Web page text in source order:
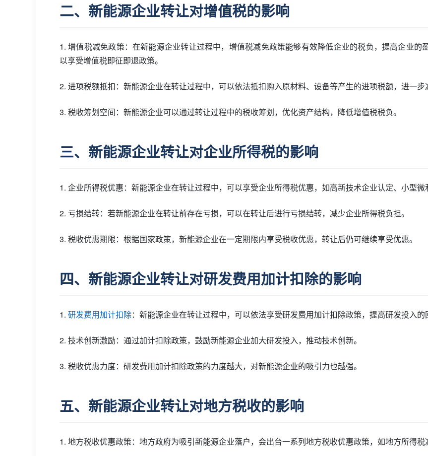
二、新能源企业转让对增值税的影响
1. 增值税减免政策：在新能源企业转让过程中，增值税减免政策能够有效降低企业的税负，提高企业
以享受增值税即征即退政策。
2. 进项税额抵扣：新能源企业在转让过程中，可以依法抵扣购入原材料、设备等产生的进项税额，进一步
3. 税收筹划空间：新能源企业可以通过转让过程中的税收筹划，优化资产结构，降低增值税税负。
三、新能源企业转让对企业所得税的影响
1. 企业所得税优惠：新能源企业在转让过程中，可以享受企业所得税优惠，如高新技术企业认定、小型微
2. 亏损结转：若新能源企业在转让前存在亏损，可以在转让后进行亏损结转，减少企业所得税负担。
3. 税收优惠期限：根据国家政策，新能源企业在一定期限内享受税收优惠，转让后仍可继续享受优惠。
四、新能源企业转让对研发费用加计扣除的影响
1. 研发费用加计扣除：新能源企业在转让过程中，可以依法享受研发费用加计扣除政策，提高研发投入的
2. 技术创新激励：通过加计扣除政策，鼓励新能源企业加大研发投入，推动技术创新。
3. 税收优惠力度：研发费用加计扣除政策的力度越大，对新能源企业的吸引力也越强。
五、新能源企业转让对地方税收的影响
1. 地方税收优惠政策：地方政府为吸引新能源企业落户，会出台一系列地方税收优惠政策，如地方所得税